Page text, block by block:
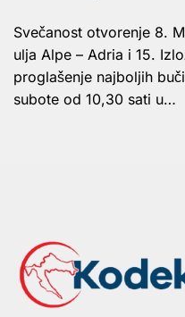
Svečanost otvorenje 8.
ulja Alpe – Adria i 15.
proglašenje najboljih
subote od 10,30 sati u…